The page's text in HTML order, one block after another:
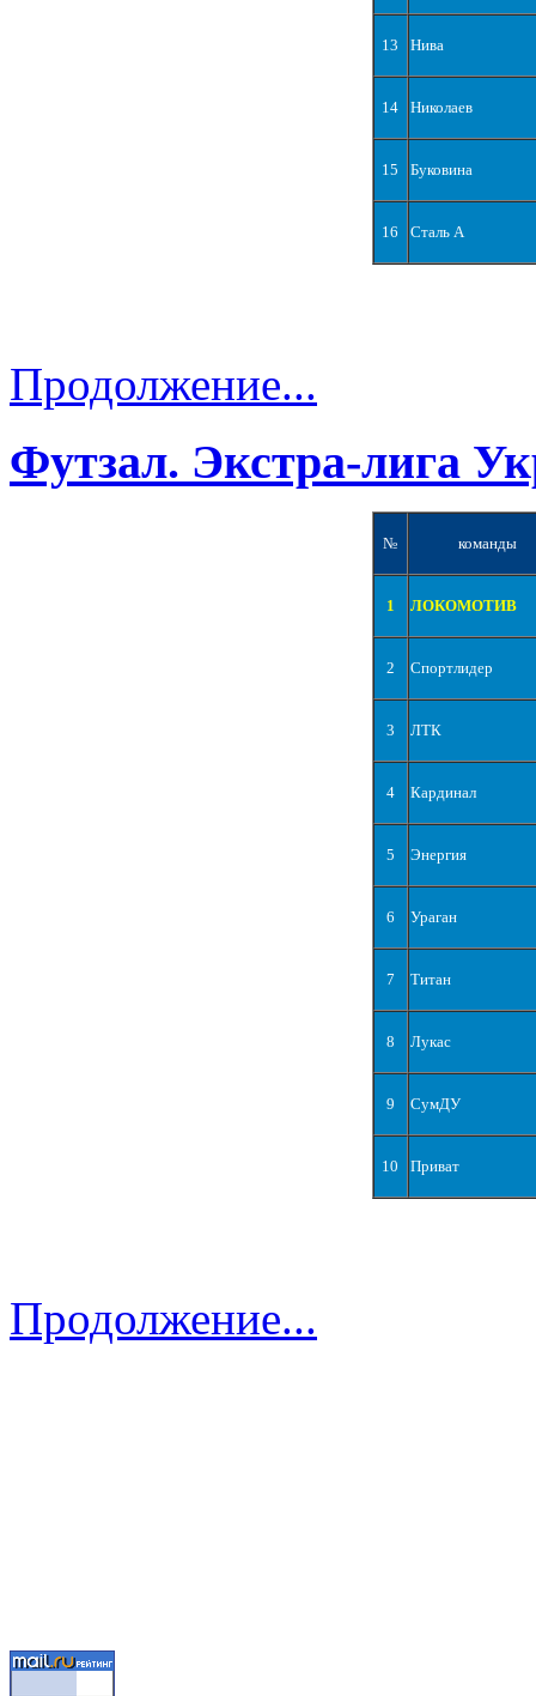
13 Нива
14 Николаев
15 Буковина
16 Сталь А
Продолжение...
Футзал. Экстра-лига
№ команды
1 ЛОКОМОТИВ
2 Спортлидер
3 ЛТК
4 Кардинал
5 Энергия
6 Ураган
7 Титан
8 Лукас
9 СумДУ
10 Приват
Продолжение...